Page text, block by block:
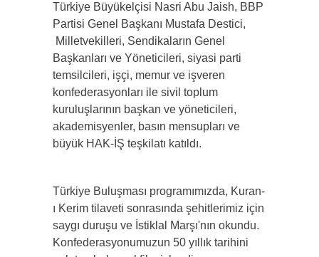
Türkiye Büyükelçisi Nasri Abu Jaish, BBP
Partisi Genel Başkanı Mustafa Destici,
Milletvekilleri, Sendikaların Genel
Başkanları ve Yöneticileri, siyasi parti
temsilcileri, işçi, memur ve işveren
konfederasyonları ile sivil toplum
kuruluşlarının başkan ve yöneticileri,
akademisyenler, basın mensupları ve
büyük HAK-İŞ teşkilatı katıldı.
Türkiye Buluşması programımızda, Kuran-
ı Kerim tilaveti sonrasında şehitlerimiz için
saygı duruşu ve İstiklal Marşı'nın okundu.
Konfederasyonumuzun 50 yıllık tarihini